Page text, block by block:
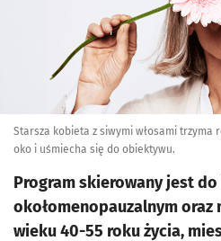
Starsza kobieta z siwymi włosami trzyma
oko i uśmiecha się do obiektywu.
Program skierowany jest
okołomenopauzalnym oraz
wieku 40-55 roku życia,